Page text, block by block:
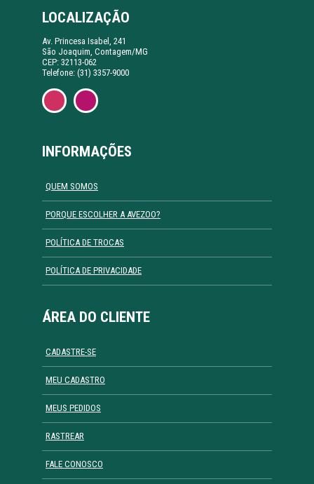
LOCALIZAÇÃO
Av. Princesa Isabel, 241
São Joaquim, Contagem/MG
CEP: 32113-062
Telefone: (31) 3357-9000
INFORMAÇÕES
QUEM SOMOS
PORQUE ESCOLHER A AVEZOO?
POLÍTICA DE TROCAS
POLÍTICA DE PRIVACIDADE
ÁREA DO CLIENTE
CADASTRE-SE
MEU CADASTRO
MEUS PEDIDOS
RASTREAR
FALE CONOSCO